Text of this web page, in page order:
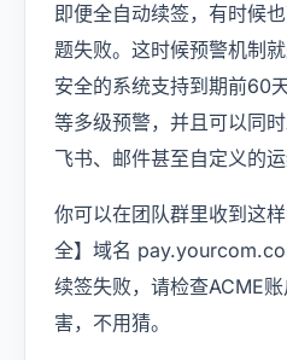
即便全自动续签，有时候
题失败。这时候预警机制
安全的系统支持到期前60
等多级预警，并且可以同
飞书、邮件甚至自定义的运
你可以在团队群里收到这
全】域名
续签失败，请检查ACME
害，不用猜。